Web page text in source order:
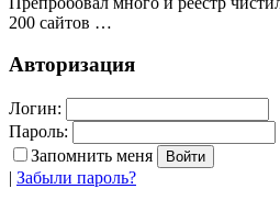
200 сайтов …
Авторизация
Логин:
Пароль:
Запомнить меня
| Забыли пароль?